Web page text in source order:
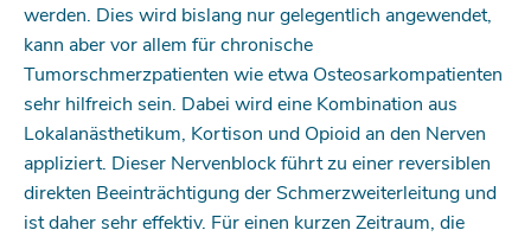
werden. Dies wird bislang nur gelegentlich angewendet,
kann aber vor allem für chronische
Tumorschmerzpatienten wie etwa Osteosarkompatienten
sehr hilfreich sein. Dabei wird eine Kombination aus
Lokalanästhetikum, Kortison und ­Opioid an den Nerven
appliziert. Dieser Nervenblock führt zu einer reversiblen
direkten Beeinträchtigung der Schmerzweiterleitung und
ist daher sehr effektiv. Für ­einen kurzen Zeitraum, die